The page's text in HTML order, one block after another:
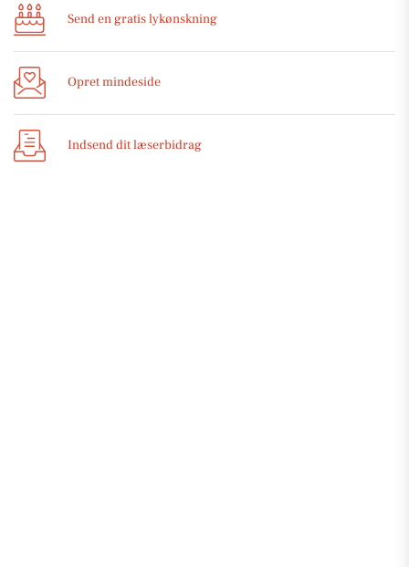
Send en gratis lykønskning
Opret mindeside
Indsend dit læserbidrag